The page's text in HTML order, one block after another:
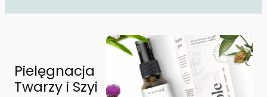
Pielęgnacja
Twarzy i Szyi